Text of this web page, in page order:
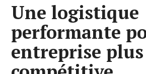
Une logistique
performante
entreprise plus